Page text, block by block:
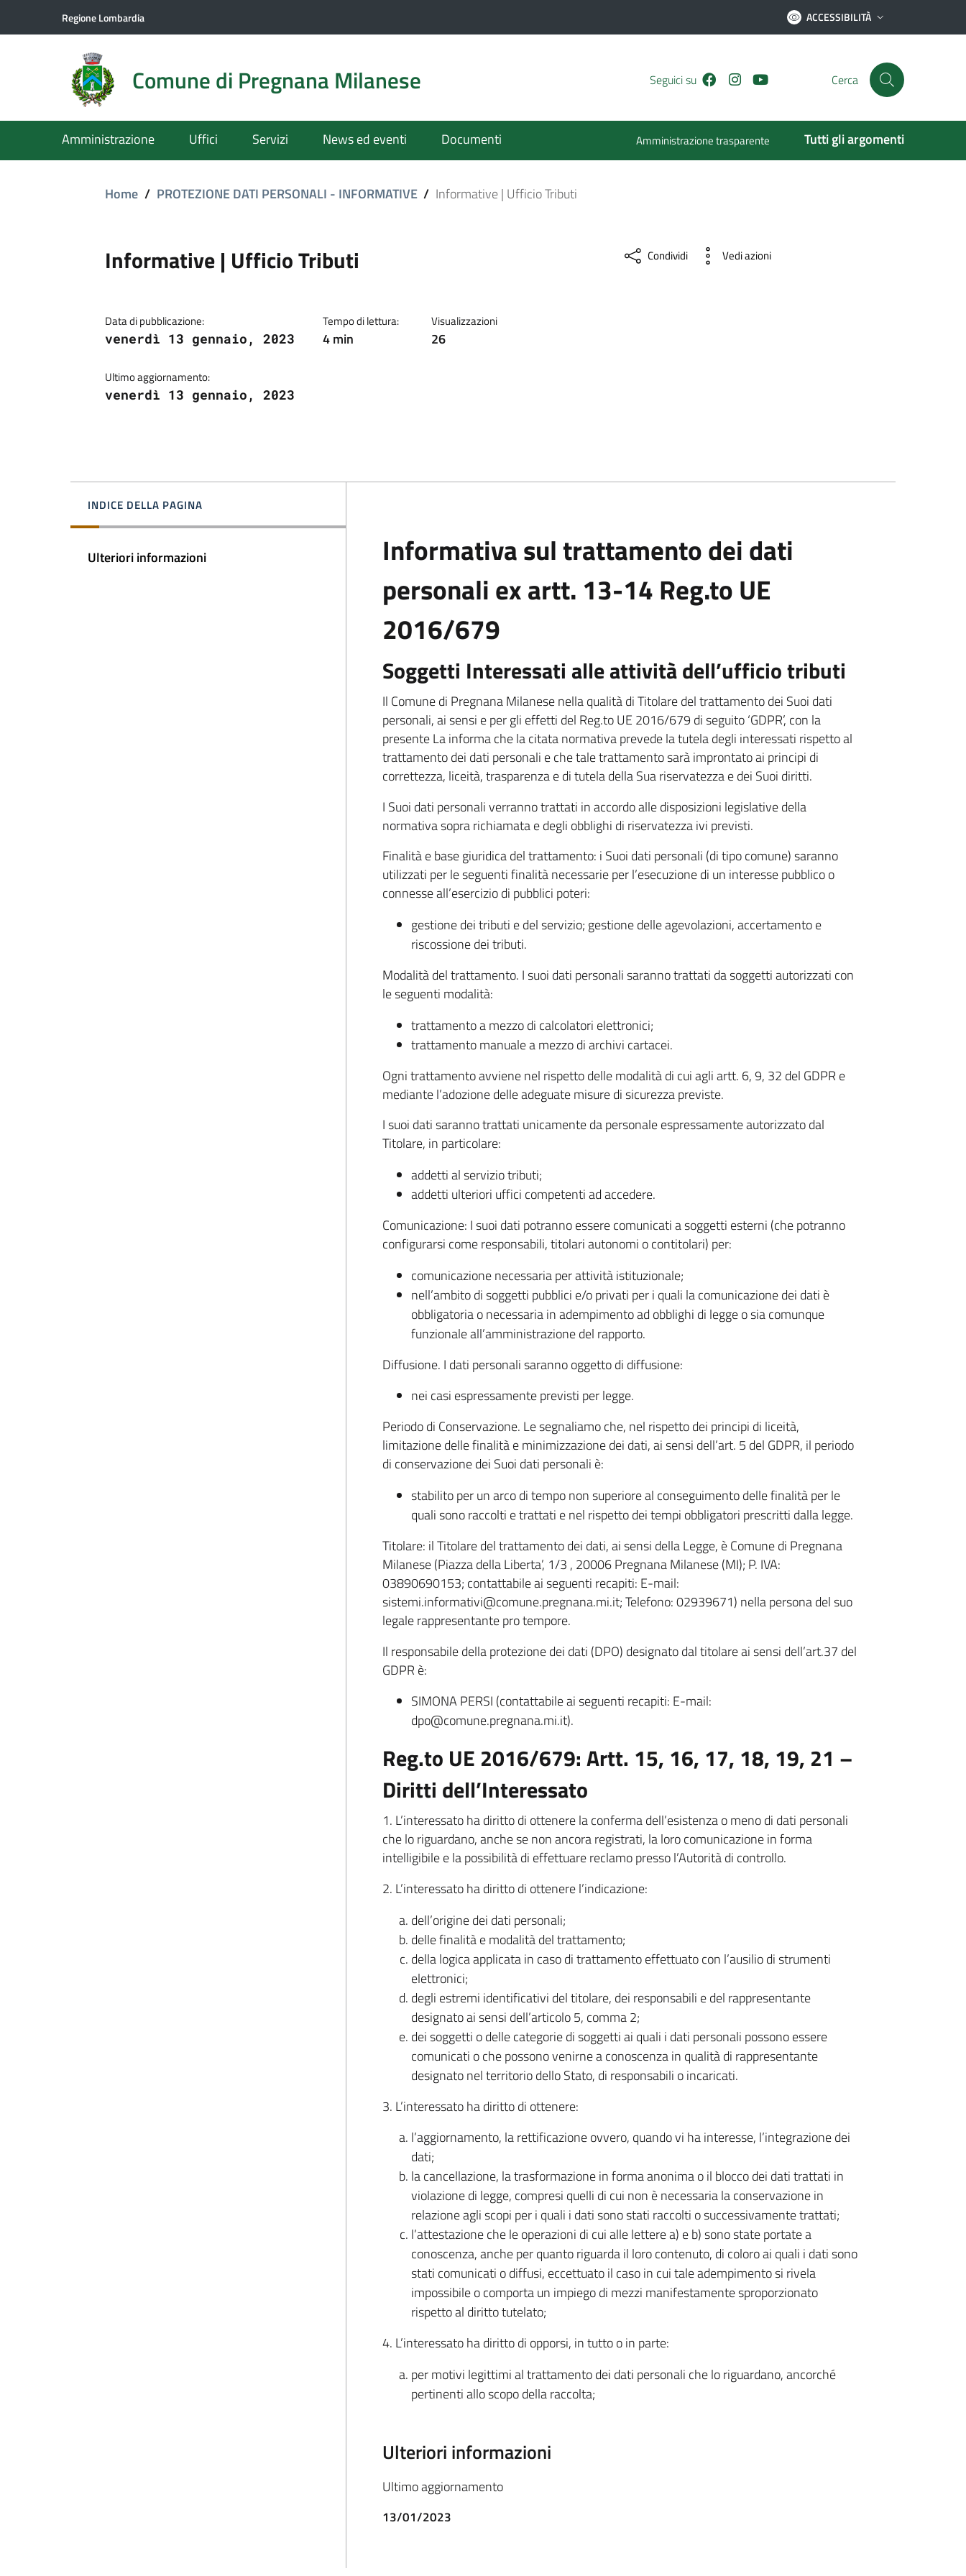
Regione Lombardia ACCESSIBILITÀ
Comune di Pregnana Milanese Seguici su Facebook
Instagram Cerca
Amministrazione Uffici Servizi News ed eventi Documenti Amministrazione trasparente Tutti gli argomenti
Home / PROTEZIONE DATI PERSONALI - INFORMATIVE / Informative | Ufficio Tributi
Informative | Ufficio Tributi
Data di pubblicazione:
venerdì 13 gennaio, 2023
Tempo di lettura:
4 min
Visualizzazioni
26
Ultimo aggiornamento:
venerdì 13 gennaio, 2023
Condividi Vedi azioni
INDICE DELLA PAGINA
Ulteriori informazioni
Informativa sul trattamento dei dati
personali ex artt. 13-14 Reg.to UE
2016/679
Soggetti Interessati alle attività dell’ufficio tributi
Il Comune di Pregnana Milanese nella qualità di Titolare del trattamento dei Suoi dati
personali, ai sensi e per gli effetti del Reg.to UE 2016/679 di seguito ‘GDPR’, con la
presente La informa che la citata normativa prevede la tutela degli interessati rispetto al
trattamento dei dati personali e che tale trattamento sarà improntato ai principi di
correttezza, liceità, trasparenza e di tutela della Sua riservatezza e dei Suoi diritti.
I Suoi dati personali verranno trattati in accordo alle disposizioni legislative della
normativa sopra richiamata e degli obblighi di riservatezza ivi previsti.
Finalità e base giuridica del trattamento: i Suoi dati personali (di tipo comune) saranno
utilizzati per le seguenti finalità necessarie per l’esecuzione di un interesse pubblico o
connesse all’esercizio di pubblici poteri:
gestione dei tributi e del servizio; gestione delle agevolazioni, accertamento e
riscossione dei tributi.
Modalità del trattamento. I suoi dati personali saranno trattati da soggetti autorizzati con
le seguenti modalità:
trattamento a mezzo di calcolatori elettronici;
trattamento manuale a mezzo di archivi cartacei.
Ogni trattamento avviene nel rispetto delle modalità di cui agli artt. 6, 9, 32 del GDPR e
mediante l’adozione delle adeguate misure di sicurezza previste.
I suoi dati saranno trattati unicamente da personale espressamente autorizzato dal
Titolare, in particolare:
addetti al servizio tributi;
addetti ulteriori uffici competenti ad accedere.
Comunicazione: I suoi dati potranno essere comunicati a soggetti esterni (che potranno
configurarsi come responsabili, titolari autonomi o contitolari) per:
comunicazione necessaria per attività istituzionale;
nell’ambito di soggetti pubblici e/o privati per i quali la comunicazione dei dati è
obbligatoria o necessaria in adempimento ad obblighi di legge o sia comunque
funzionale all’amministrazione del rapporto.
Diffusione. I dati personali saranno oggetto di diffusione:
nei casi espressamente previsti per legge.
Periodo di Conservazione. Le segnaliamo che, nel rispetto dei principi di liceità,
limitazione delle finalità e minimizzazione dei dati, ai sensi dell’art. 5 del GDPR, il periodo
di conservazione dei Suoi dati personali è:
stabilito per un arco di tempo non superiore al conseguimento delle finalità per le
quali sono raccolti e trattati e nel rispetto dei tempi obbligatori prescritti dalla legge.
Titolare: il Titolare del trattamento dei dati, ai sensi della Legge, è Comune di Pregnana
Milanese (Piazza della Liberta’, 1/3 , 20006 Pregnana Milanese (MI); P. IVA:
03890690153; contattabile ai seguenti recapiti: E-mail:
sistemi.informativi@comune.pregnana.mi.it; Telefono: 02939671) nella persona del suo
legale rappresentante pro tempore.
Il responsabile della protezione dei dati (DPO) designato dal titolare ai sensi dell’art.37 del
GDPR è:
SIMONA PERSI (contattabile ai seguenti recapiti: E-mail:
dpo@comune.pregnana.mi.it).
Reg.to UE 2016/679: Artt. 15, 16, 17, 18, 19, 21 –
Diritti dell’Interessato
1. L’interessato ha diritto di ottenere la conferma dell’esistenza o meno di dati personali
che lo riguardano, anche se non ancora registrati, la loro comunicazione in forma
intelligibile e la possibilità di effettuare reclamo presso l’Autorità di controllo.
2. L’interessato ha diritto di ottenere l’indicazione:
dell’origine dei dati personali;
delle finalità e modalità del trattamento;
della logica applicata in caso di trattamento effettuato con l’ausilio di strumenti
elettronici;
degli estremi identificativi del titolare, dei responsabili e del rappresentante
designato ai sensi dell’articolo 5, comma 2;
dei soggetti o delle categorie di soggetti ai quali i dati personali possono essere
comunicati o che possono venirne a conoscenza in qualità di rappresentante
designato nel territorio dello Stato, di responsabili o incaricati.
3. L’interessato ha diritto di ottenere:
l’aggiornamento, la rettificazione ovvero, quando vi ha interesse, l’integrazione dei
dati;
la cancellazione, la trasformazione in forma anonima o il blocco dei dati trattati in
violazione di legge, compresi quelli di cui non è necessaria la conservazione in
relazione agli scopi per i quali i dati sono stati raccolti o successivamente trattati;
l’attestazione che le operazioni di cui alle lettere a) e b) sono state portate a
conoscenza, anche per quanto riguarda il loro contenuto, di coloro ai quali i dati sono
stati comunicati o diffusi, eccettuato il caso in cui tale adempimento si rivela
impossibile o comporta un impiego di mezzi manifestamente sproporzionato
rispetto al diritto tutelato;
4. L’interessato ha diritto di opporsi, in tutto o in parte:
per motivi legittimi al trattamento dei dati personali che lo riguardano, ancorché
pertinenti allo scopo della raccolta;
Ulteriori informazioni
Ultimo aggiornamento
13/01/2023